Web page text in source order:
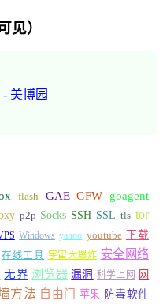
见）
美博园
flash GAE GFW
goagent
p2p Socks SSH SSL tls tor
Windows yahoo youtube 下载
在线工具 宇宙大爆炸 安全网络
无界 浏览器 漏洞 科学上网 网
方法 自由门 苹果 防毒软件